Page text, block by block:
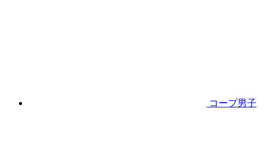
コープ男子